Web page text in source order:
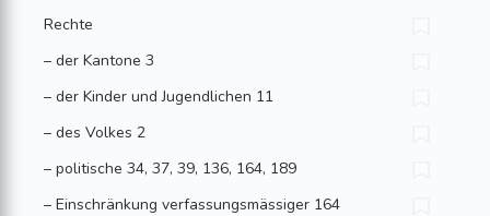
Rechte
– der Kantone 3
– der Kinder und Jugendlichen 11
– des Volkes 2
– politische 34, 37, 39, 136, 164, 189
– Einschränkung verfassungsmässiger 164